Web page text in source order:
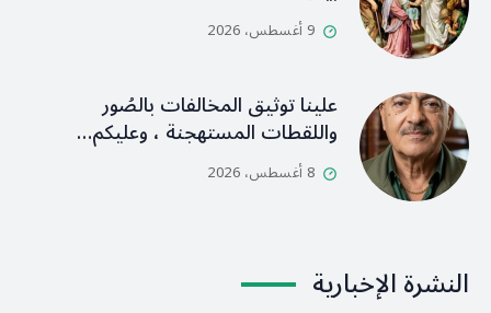
9 أغسطس، 2026
علينا توثيق المخالفات بالصُور
واللقطات المستهجنة ، وعليكم…
8 أغسطس، 2026
النشرة الإخبارية